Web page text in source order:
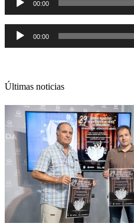
audio
00:00
Reproductor
audio
00:00
Últimas noticias